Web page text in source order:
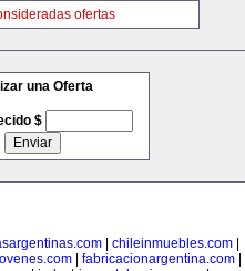
ofertas
una Oferta
$
| chileinmuebles.com|
| fabricacionargentina.com|